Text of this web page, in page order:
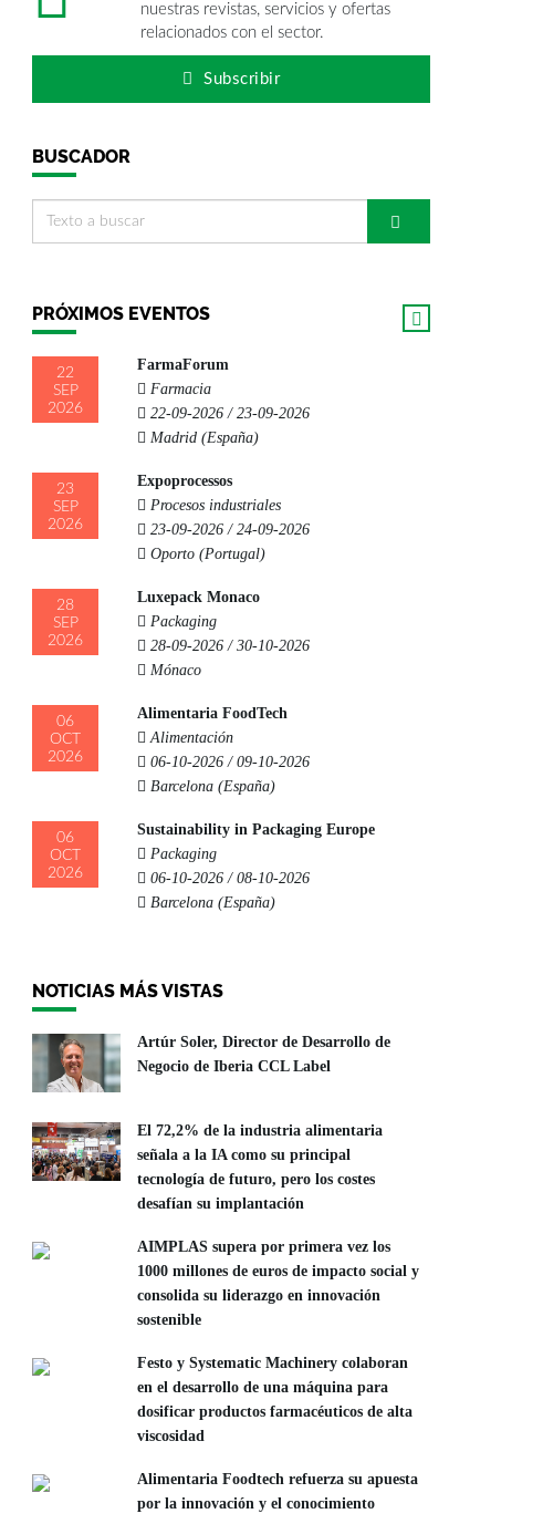
nuestras revistas, servicios y ofertas
relacionados con el sector.
Subscribir
BUSCADOR
PRÓXIMOS EVENTOS
22
SEP
2026
FarmaForum
Farmacia
22-09-2026 / 23-09-2026
Madrid (España)
23
SEP
2026
Expoprocessos
Procesos industriales
23-09-2026 / 24-09-2026
Oporto (Portugal)
28
SEP
2026
Luxepack Monaco
Packaging
28-09-2026 / 30-10-2026
Mónaco
06
OCT
2026
Alimentaria FoodTech
Alimentación
06-10-2026 / 09-10-2026
Barcelona (España)
06
OCT
2026
Sustainability in Packaging Europe
Packaging
06-10-2026 / 08-10-2026
Barcelona (España)
NOTICIAS MÁS VISTAS
Artúr Soler, Director de Desarrollo de
Negocio de Iberia CCL Label
El 72,2% de la industria alimentaria
señala a la IA como su principal
tecnología de futuro, pero los costes
desafían su implantación
AIMPLAS supera por primera vez los
1000 millones de euros de impacto social y
consolida su liderazgo en innovación
sostenible
Festo y Systematic Machinery colaboran
en el desarrollo de una máquina para
dosificar productos farmacéuticos de alta
viscosidad
Alimentaria Foodtech refuerza su apuesta
por la innovación y el conocimiento